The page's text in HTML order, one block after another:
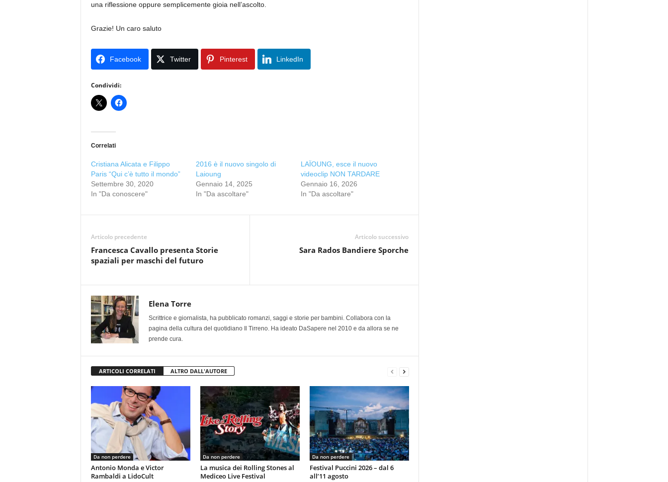
una riflessione oppure semplicemente gioia nell’ascolto.
Grazie! Un caro saluto
Facebook Twitter Pinterest LinkedIn
Condividi:
Correlati
Cristiana Alicata e Filippo
Paris “Qui c’è tutto il mondo”
Settembre 30, 2020
In "Da conoscere"
2016 è il nuovo singolo di
Laioung
Gennaio 14, 2025
In "Da ascoltare"
LAÏOUNG, esce il nuovo
videoclip NON TARDARE
Gennaio 16, 2026
In "Da ascoltare"
Articolo precedente
Francesca Cavallo presenta Storie
spaziali per maschi del futuro
Articolo successivo
Sara Rados Bandiere Sporche
Elena Torre
Scrittrice e giornalista, ha pubblicato romanzi, saggi e storie per bambini. Collabora con la
pagina della cultura del quotidiano Il Tirreno. Ha ideato DaSapere nel 2010 e da allora se ne
prende cura.
ARTICOLI CORRELATI ALTRO DALL'AUTORE
Da non perdere
Antonio Monda e Victor
Rambaldi a LidoCult
Da non perdere
La musica dei Rolling Stones al
Mediceo Live Festival
Da non perdere
Festival Puccini 2026 – dal 6
all’11 agosto